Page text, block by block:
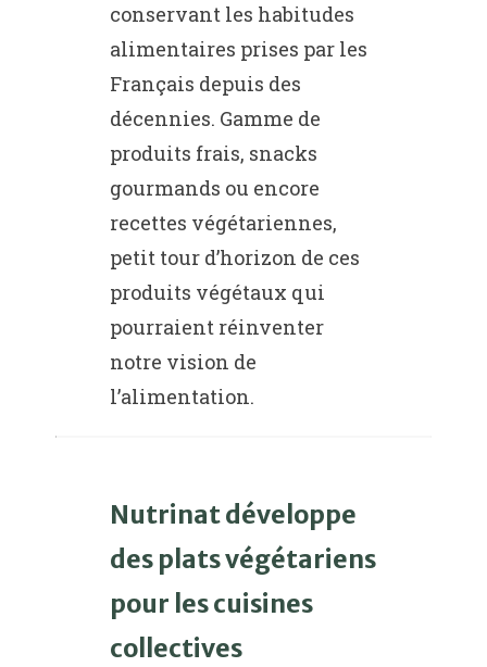
conservant les habitudes
alimentaires prises par les
Français depuis des
décennies. Gamme de
produits frais, snacks
gourmands ou encore
recettes végétariennes,
petit tour d’horizon de ces
produits végétaux qui
pourraient réinventer
notre vision de
l’alimentation.
Nutrinat développe
des plats végétariens
pour les cuisines
collectives